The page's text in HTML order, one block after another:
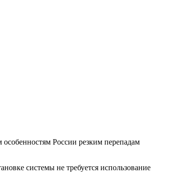
России резким перепадам
системы не требуется использование